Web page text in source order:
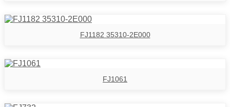
FJ1182 35310-2E000
FJ1061